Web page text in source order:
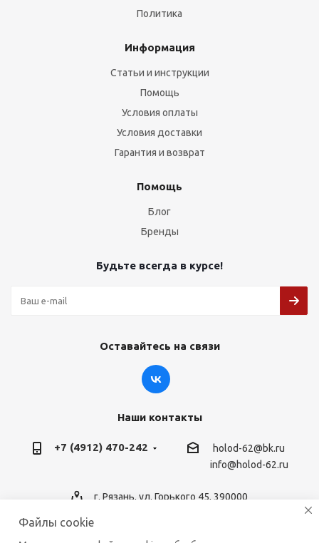
Политика
Информация
Статьи и инструкции
Помощь
Условия оплаты
Условия доставки
Гарантия и возврат
Помощь
Блог
Бренды
Будьте всегда в курсе!
Оставайтесь на связи
Наши контакты
+7 (4912) 470-242
holod-62@bk.ru
info@holod-62.ru
г. Рязань, ул. Горького 45, 390000
Файлы cookie